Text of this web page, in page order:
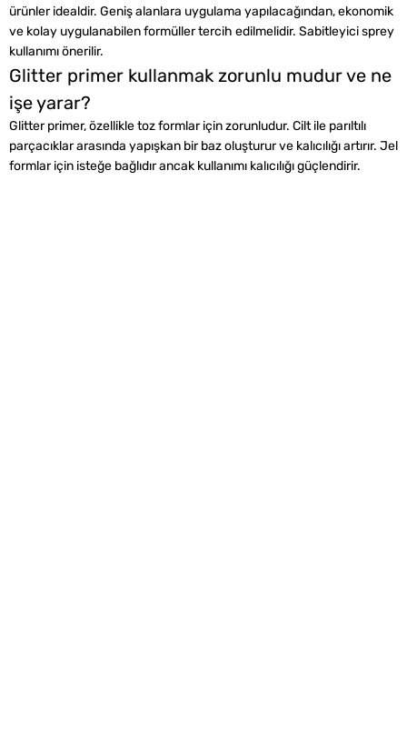
ürünler idealdir. Geniş alanlara uygulama yapılacağından, ekonomik
ve kolay uygulanabilen formüller tercih edilmelidir. Sabitleyici sprey
kullanımı önerilir.
Glitter primer kullanmak zorunlu mudur ve ne
işe yarar?
Glitter primer, özellikle toz formlar için zorunludur. Cilt ile parıltılı
parçacıklar arasında yapışkan bir baz oluşturur ve kalıcılığı artırır. Jel
formlar için isteğe bağlıdır ancak kullanımı kalıcılığı güçlendirir.